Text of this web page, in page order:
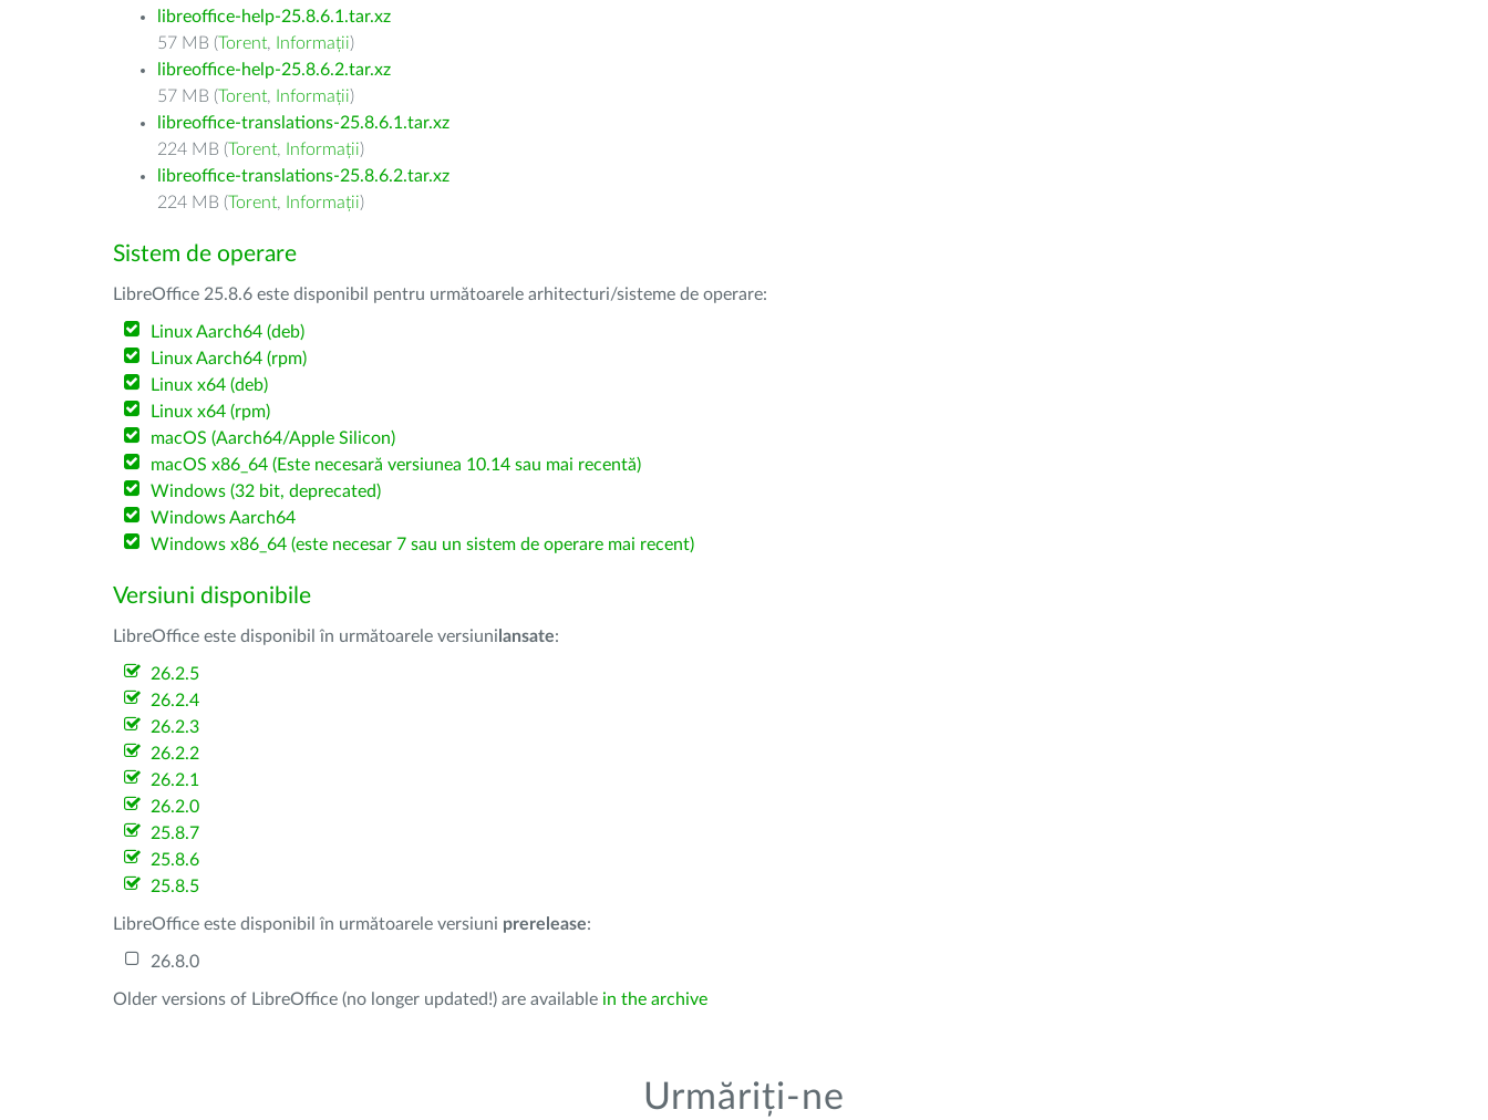
libreoffice-help-25.8.6.1.tar.xz
57 MB (Torent, Informații)
libreoffice-help-25.8.6.2.tar.xz
57 MB (Torent, Informații)
libreoffice-translations-25.8.6.1.tar.xz
224 MB (Torent, Informații)
libreoffice-translations-25.8.6.2.tar.xz
224 MB (Torent, Informații)
Sistem de operare
LibreOffice 25.8.6 este disponibil pentru următoarele arhitecturi/sisteme de operare:
Linux Aarch64 (deb)
Linux Aarch64 (rpm)
Linux x64 (deb)
Linux x64 (rpm)
macOS (Aarch64/Apple Silicon)
macOS x86_64 (Este necesară versiunea 10.14 sau mai recentă)
Windows (32 bit, deprecated)
Windows Aarch64
Windows x86_64 (este necesar 7 sau un sistem de operare mai recent)
Versiuni disponibile
LibreOffice este disponibil în următoarele versiuni lansate:
26.2.5
26.2.4
26.2.3
26.2.2
26.2.1
26.2.0
25.8.7
25.8.6
25.8.5
LibreOffice este disponibil în următoarele versiuni prerelease:
26.8.0
Older versions of LibreOffice (no longer updated!) are available in the archive
Urmăriți-ne